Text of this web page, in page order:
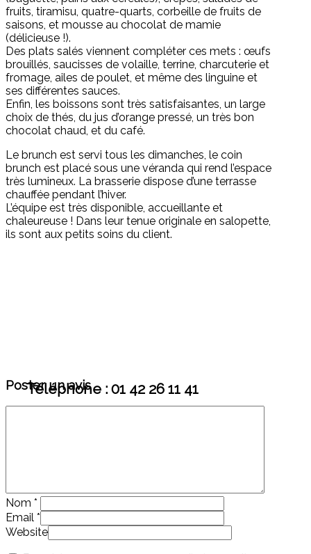
fruits, tiramisu, quatre-quarts, corbeille de fruits de
saisons, et mousse au chocolat de mamie
(délicieuse !).
Des plats salés viennent compléter ces mets : œufs
brouillés, saucisses de volaille, terrine, charcuterie et
fromage, ailes de poulet, et même des linguine et
ses différentes sauces.
Enfin, les boissons sont très satisfaisantes, un large
choix de thés, du jus d’orange pressé, un très bon
chocolat chaud, et du café.
Le brunch est servi tous les dimanches, le coin
brunch est placé sous une véranda qui rend l’espace
très lumineux. La brasserie dispose d’une terrasse
chauffée pendant l’hiver.
L’équipe est très disponible, accueillante et
chaleureuse ! Dans leur tenue originale en salopette,
ils sont aux petits soins du client.
Téléphone : 01 42 26 11 41
Poster un avis
Nom *
Email *
Website